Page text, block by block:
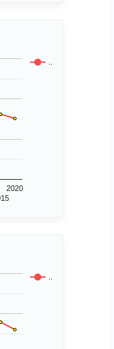
..
2020
..